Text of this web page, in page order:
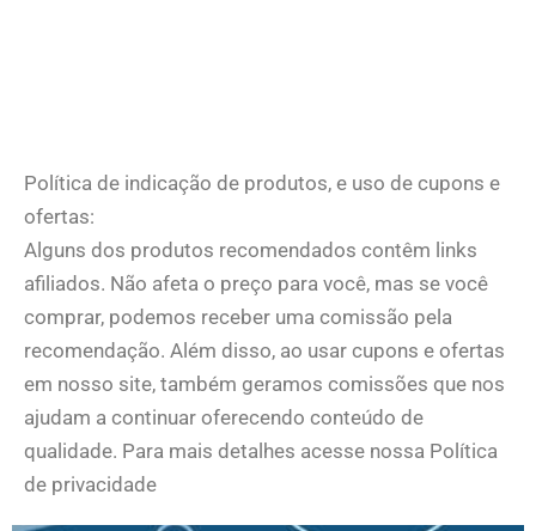
Política de indicação de produtos, e uso de cupons e
ofertas:
Alguns dos produtos recomendados contêm links
afiliados. Não afeta o preço para você, mas se você
comprar, podemos receber uma comissão pela
recomendação. Além disso, ao usar cupons e ofertas
em nosso site, também geramos comissões que nos
ajudam a continuar oferecendo conteúdo de
qualidade. Para mais detalhes acesse nossa Política
de privacidade